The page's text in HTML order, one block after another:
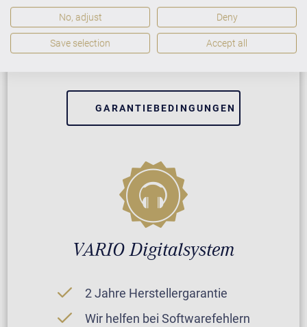
5 Jahre Herstellergarantie
GARANTIEBEDINGUNGEN
VARIO Digitalsystem
2 Jahre Herstellergarantie
Wir helfen bei Softwarefehlern
No, adjust Deny
Save selection Accept all